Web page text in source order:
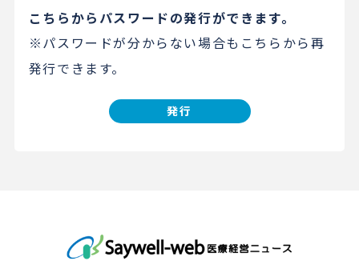
こちらからパスワードの発行ができます。
※パスワードが分からない場合もこちらから再
発行できます。
発行